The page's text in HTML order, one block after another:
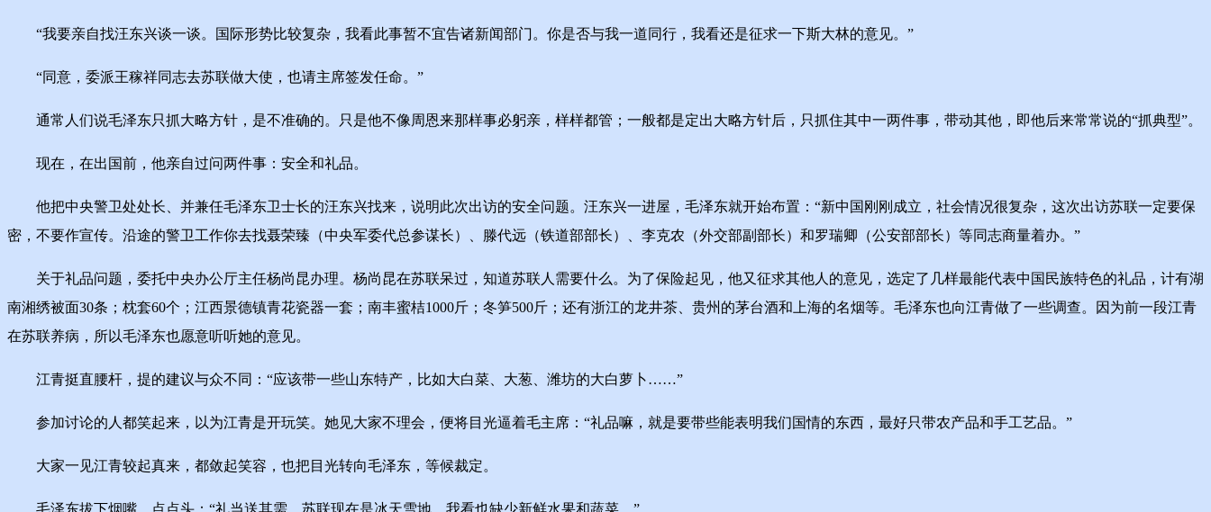
“我要亲自找汪东兴谈一谈。国际形势比较复杂，我看此事暂不宜告诸新闻部门。你是否与我一道同行，我看还是征求一下斯大林的意见。”
“同意，委派王稼祥同志去苏联做大使，也请主席签发任命。”
通常人们说毛泽东只抓大略方针，是不准确的。只是他不像周恩来那样事必躬亲，样样都管；一般都是定出大略方针后，只抓住其中一两件事，带动其他，即他后来常常说的“抓典型”。
现在，在出国前，他亲自过问两件事：安全和礼品。
他把中央警卫处处长、并兼任毛泽东卫士长的汪东兴找来，说明此次出访的安全问题。汪东兴一进屋，毛泽东就开始布置：“新中国刚刚成立，社会情况很复杂，这次出访苏联一定要保
密，不要作宣传。沿途的警卫工作你去找聂荣臻（中央军委代总参谋长）、滕代远（铁道部部长）、李克农（外交部副部长）和罗瑞卿（公安部部长）等同志商量着办。”
关于礼品问题，委托中央办公厅主任杨尚昆办理。杨尚昆在苏联呆过，知道苏联人需要什么。为了保险起见，他又征求其他人的意见，选定了几样最能代表中国民族特色的礼品，计有湖
南湘绣被面30条；枕套60个；江西景德镇青花瓷器一套；南丰蜜桔1000斤；冬笋500斤；还有浙江的龙井茶、贵州的茅台酒和上海的名烟等。毛泽东也向江青做了一些调查。因为前一段江青
在苏联养病，所以毛泽东也愿意听听她的意见。
江青挺直腰杆，提的建议与众不同：“应该带一些山东特产，比如大白菜、大葱、潍坊的大白萝卜……”
参加讨论的人都笑起来，以为江青是开玩笑。她见大家不理会，便将目光逼着毛主席：“礼品嘛，就是要带些能表明我们国情的东西，最好只带农产品和手工艺品。”
大家一见江青较起真来，都敛起笑容，也把目光转向毛泽东，等候裁定。